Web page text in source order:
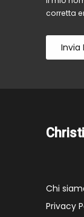
corretta
Invia
Chi
Privacy